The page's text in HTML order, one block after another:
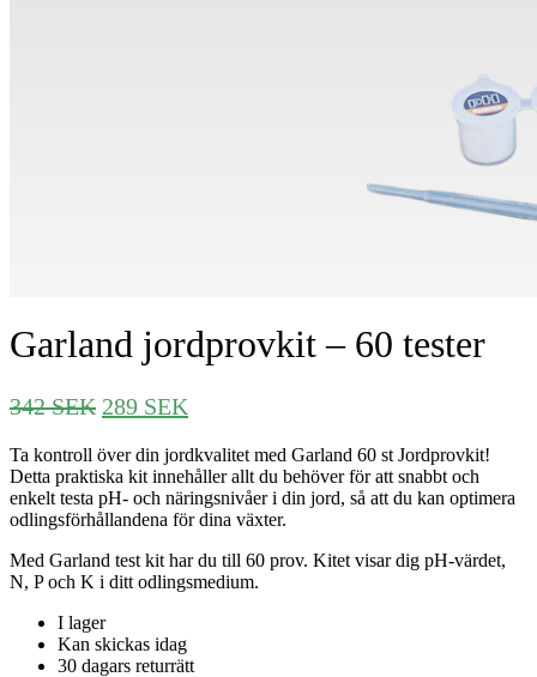
Garland jordprovkit – 60 tester
342SEK Det
priset
var:
342 SEK.
289 SEK
priset
är:
289 SEK.
Ta kontroll över din jordkvalitet med Garland 60 st Jordprovkit!
Detta praktiska kit innehåller allt du behöver för att snabbt och
enkelt testa pH- och näringsnivåer i din jord, så att du kan optimera
odlingsförhållandena för dina växter.
Med Garland test kit har du till 60 prov. Kitet visar dig pH-värdet,
N, P och K i ditt odlingsmedium.
I lager
Kan skickas idag
30 dagars returrätt